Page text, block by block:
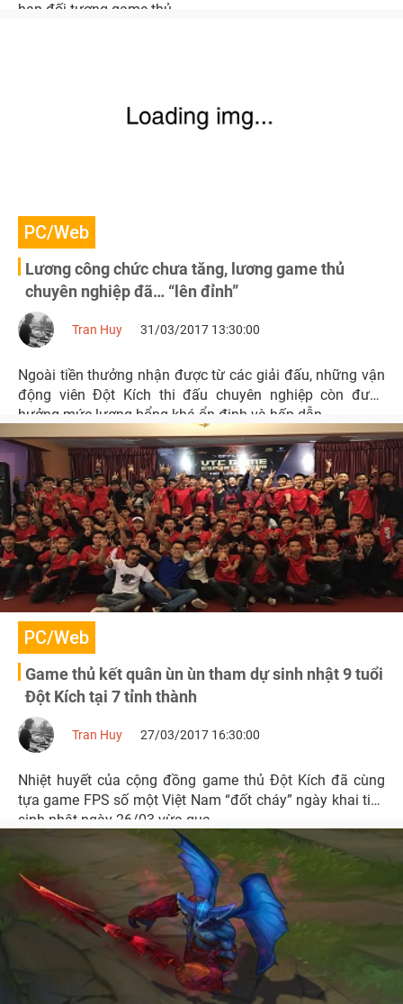
hạn đối tượng game thủ.
PC/Web
Lương công chức chưa tăng, lương game thủ
chuyên nghiệp đã… “lên đỉnh”
Tran Huy 31/03/2017 13:30:00
Ngoài tiền thưởng nhận được từ các giải đấu, những vận
động viên Đột Kích thi đấu chuyên nghiệp còn được
hưởng mức lương bổng khá ổn định và hấp dẫn.
PC/Web
Game thủ kết quân ùn ùn tham dự sinh nhật 9 tuổi
Đột Kích tại 7 tỉnh thành
Tran Huy 27/03/2017 16:30:00
Nhiệt huyết của cộng đồng game thủ Đột Kích đã cùng
tựa game FPS số một Việt Nam “đốt cháy” ngày khai tiệc
sinh nhật ngày 26/03 vừa qua.